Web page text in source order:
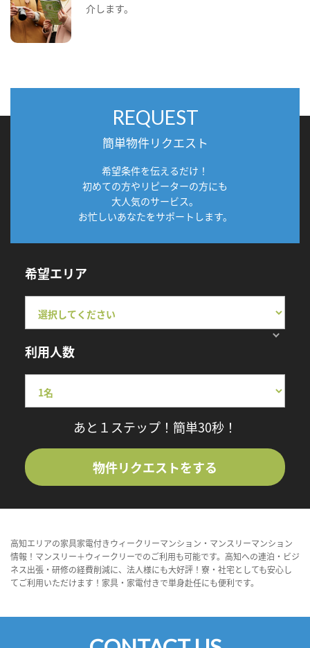
介します。
REQUEST
簡単物件リクエスト
希望条件を伝えるだけ！
初めての方やリピーターの方にも
大人気のサービス。
お忙しいあなたをサポートします。
希望エリア
利用人数
あと１ステップ！簡単30秒！
物件リクエストをする
高知エリアの家具家電付きウィークリーマンション・マンスリーマンション
情報！マンスリー＋ウィークリーでのご利用も可能です。高知への連泊・ビジ
ネス出張・研修の経費削減に、法人様にも大好評！寮・社宅としても安心し
てご利用いただけます！家具・家電付きで単身赴任にも便利です。